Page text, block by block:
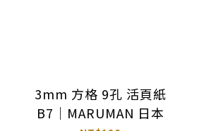
3mm 方格 9孔 活頁紙
B7｜MARUMAN 日本